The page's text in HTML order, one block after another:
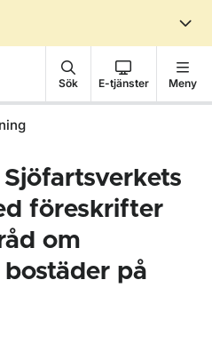
Sök E-tjänster Meny
föreskrifter
om
på